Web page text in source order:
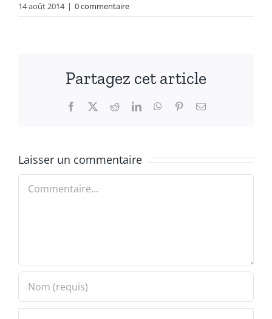
14 août 2014 | 0 commentaire
Partagez cet article
Facebook RedditLinkedInWhatsApp
PinterestEmail
Laisser un commentaire
Commentaire